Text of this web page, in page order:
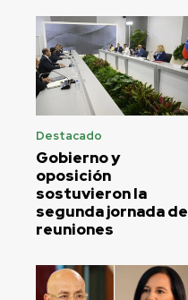
Destacado
Gobierno y
oposición
sostuvieron la
segunda jornada de
reuniones